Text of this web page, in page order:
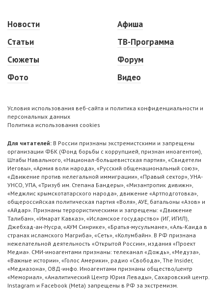
Новости
Статьи
Сюжеты
Фото
Афиша
ТВ-Программа
Форум
Видео
Условия использования веб-сайта и политика конфиденциальности и
персональных данных
Политика использования cookies
Для читателей: В России признаны экстремистскими и запрещены
организации ФБК (Фонд борьбы с коррупцией, признан иноагентом),
Штабы Навального, «Национал-большевистская партия», «Свидетели
Иеговы», «Армия воли народа», «Русский общенациональный союз»,
«Движение против нелегальной иммиграции», «Правый сектор», УНА-
УНСО, УПА, «Тризуб им. Степана Бандеры», «Мизантропик дивижн»,
«Меджлис крымскотатарского народа», движение «Артподготовка»,
общероссийская политическая партия «Воля», АУЕ, батальоны «Азов» и
«Айдар». Признаны террористическими и запрещены: «Движение
Талибан», «Имарат Кавказ», «Исламское государство» (ИГ, ИГИЛ),
Джебхад-ан-Нусра, «АУМ Синрике», «Братья-мусульмане», «Аль-Каида в
странах исламского Магриба», «Сеть», «Колумбайн». В РФ признана
нежелательной деятельность «Открытой России», издания «Проект
Медиа». СМИ-иноагентами признаны: телеканал «Дождь», «Медуза»,
«Важные истории», «Голос Америки», радио «Свобода», The Insider,
«Медиазона», ОВД-инфо. Иноагентами признаны общество/центр
«Мемориал», «Аналитический Центр Юрия Левады», Сахаровский центр.
Instagram и Facebook (Metа) запрещены в РФ за экстремизм.